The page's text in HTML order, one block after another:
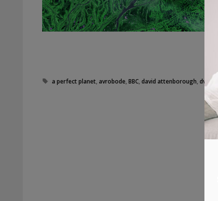
Tags
a perfect planet,avrobode,BBC,david attenborough,dvd,